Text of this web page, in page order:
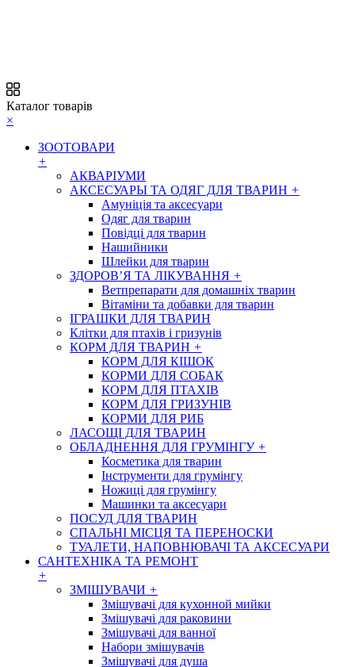
Каталог товарів
×
ЗООТОВАРИ
+
АКВАРІУМИ
АКСЕСУАРЫ ТА ОДЯГ ДЛЯ ТВАРИН +
Амуніція та аксесуари
Одяг для тварин
Повідці для тварин
Нашийники
Шлейки для тварин
ЗДОРОВ’Я ТА ЛІКУВАННЯ +
Ветпрепарати для домашніх тварин
Вітаміни та добавки для тварин
ІГРАШКИ ДЛЯ ТВАРИН
Клітки для птахів і гризунів
КОРМ ДЛЯ ТВАРИН +
КОРМ ДЛЯ КІШОК
КОРМИ ДЛЯ СОБАК
КОРМ ДЛЯ ПТАХІВ
КОРМ ДЛЯ ГРИЗУНІВ
КОРМИ ДЛЯ РИБ
ЛАСОЩІ ДЛЯ ТВАРИН
ОБЛАДНЕННЯ ДЛЯ ГРУМІНГУ +
Косметика для тварин
Інструменти для грумінгу
Ножиці для грумінгу
Машинки та аксесуари
ПОСУД ДЛЯ ТВАРИН
СПАЛЬНІ МІСЦЯ ТА ПЕРЕНОСКИ
ТУАЛЕТИ, НАПОВНЮВАЧІ ТА АКСЕСУАРИ
САНТЕХНІКА ТА РЕМОНТ
+
ЗМІШУВАЧИ +
Змішувачі для кухонной мийки
Змішувачі для раковини
Змішувачі для ванної
Набори змішувачів
Змішувачі для душа